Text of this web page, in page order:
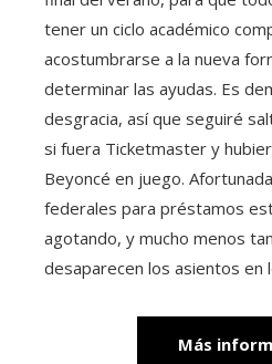
tener un ciclo académico
acostumbrarse a la nueva
determinar las ayudas. Es
desgracia, así que seguiré
si fuera Ticketmaster y
Beyoncé en juego.
federales para préstamos
agotando, y mucho menos
desaparecen los asientos en
Más